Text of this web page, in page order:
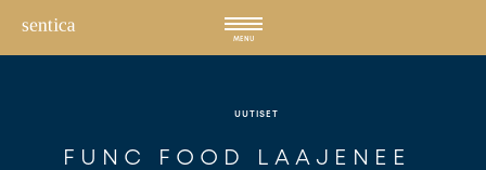
sisältöön
MENU
FUNC FOOD LAAJENEE
UUTISET